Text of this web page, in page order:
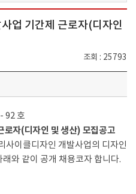
업 기간제 근로자(디자인
조회 25793
92 호
로자(디자인 및 생산) 모집공고
사이클디자인 개발사업의 디자인
와 같이 공개 채용코자 합니다.